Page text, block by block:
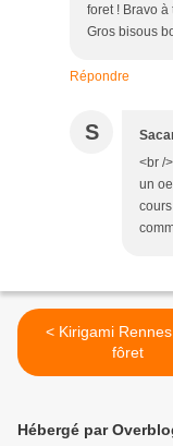
foret ! Bravo
Gros bisous
Répondre
S
<br /
un
< Kirigami Rennes de la
fôret
Hébergé par